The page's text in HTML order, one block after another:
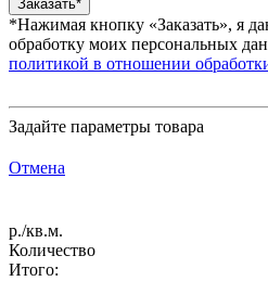
*Нажимая кнопку «Заказать», я
обработку моих персональных
политикой в отношении
Задайте параметры товара
Отмена
р./кв.м.
Количество
Итого: